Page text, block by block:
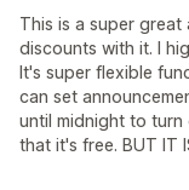
This is a super great
discounts with it. I
It's super flexible
can set
until midnight to turn
that it's free. BUT IT